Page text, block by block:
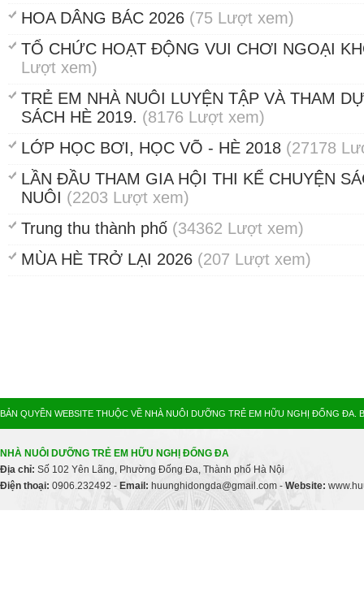
HOA DÂNG BÁC 2026 (75 Lượt xem)
TỔ CHỨC HOẠT ĐỘNG VUI CHƠI NGOẠI
Lượt xem)
TRẺ EM NHÀ NUÔI LUYỆN TẬP VÀ THAM
SÁCH HÈ 2019. (8176 Lượt xem)
LỚP HỌC BƠI, HỌC VÕ - HÈ 2018 (27178
LẦN ĐẦU THAM GIA HỘI THI KỂ CHUYỆN
NUÔI (2203 Lượt xem)
Trung thu thành phố (34362 Lượt xem)
MÙA HÈ TRỞ LẠI 2026 (207 Lượt xem)
BẢN QUYỀN WEBSITE THUỘC VỀ NHÀ NUÔI DƯỠNG TRẺ EM HỮU NGHỊ ĐỐNG ĐA.
NHÀ NUÔI DƯỠNG TRẺ EM HỮU NGHỊ ĐỐNG ĐA
Địa chỉ: Số 102 Yên Lãng, Phường Đống Đa, Thành phố Hà Nội
Điện thoại: 0906.232492 - Email: huunghidongda@gmail.com - Website: